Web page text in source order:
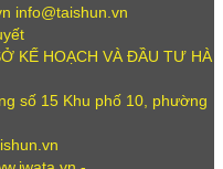
info@taishun.vn
KẾ HOẠCH VÀ ĐẦU TƯ HÀ
số 15 Khu phố 10, phường